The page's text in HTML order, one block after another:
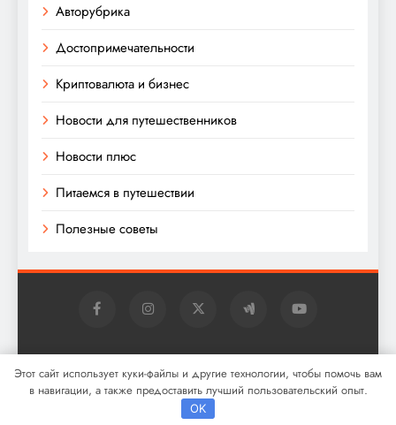
Авторубрика
Достопримечательности
Криптовалюта и бизнес
Новости для путешественников
Новости плюс
Питаемся в путешествии
Полезные советы
Digital Newspaper - многофункциональная тема
WordPress для новостей 2026. Powered By BlazeThemes.
Этот сайт использует куки-файлы и другие технологии, чтобы помочь вам
в навигации, а также предоставить лучший пользовательский опыт.
OK